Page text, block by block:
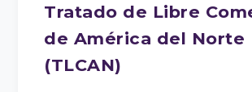
Tratado de Libre
de América del Norte
(TLCAN)